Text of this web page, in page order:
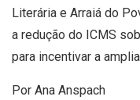
Literária e Arraiá do
a redução do ICMS
para incentivar a
Por Ana Anspach